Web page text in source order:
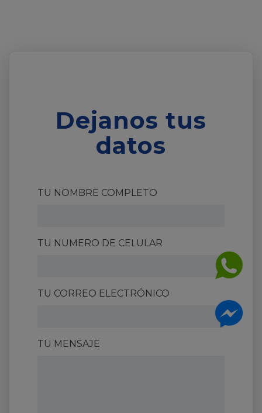
Dejanos tus
datos
TU NOMBRE COMPLETO
TU NUMERO DE CELULAR
TU CORREO ELECTRÓNICO
TU MENSAJE